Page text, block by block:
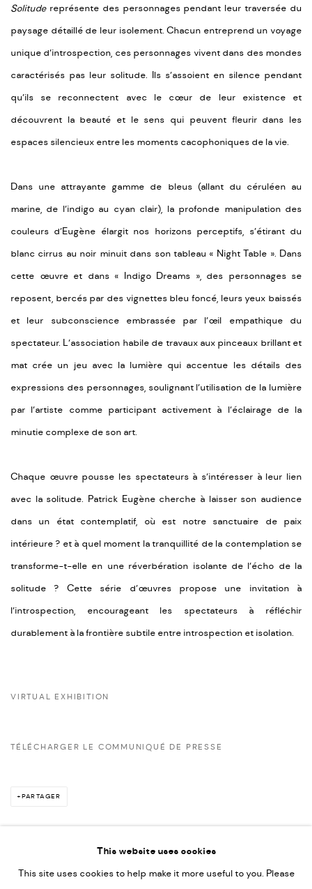
Solitudereprésente des personnages pendant leur traversée du
paysage détaillé de leur isolement. Chacun entreprend un voyage
unique d’introspection, ces personnages vivent dans des mondes
caractérisés pas leur solitude. Ils s’assoient en silence pendant
qu’ils se reconnectent avec le cœur de leur existence et
découvrent la beauté et le sens qui peuvent fleurir dans les
espaces silencieux entre les moments cacophoniques de la vie.
Dans une attrayante gamme de bleus (allant du céruléen au
marine, de l’indigo au cyan clair), la profonde manipulation des
couleurs d’Eugène élargit nos horizons perceptifs, s’étirant du
blanc cirrus au noir minuit dans son tableau « Night Table ». Dans
cette œuvre et dans « Indigo Dreams », des personnages se
reposent, bercés par des vignettes bleu foncé, leurs yeux baissés
et leur subconscience embrassée par l’œil empathique du
spectateur. L’association habile de travaux aux pinceaux brillant et
mat crée un jeu avec la lumière qui accentue les détails des
expressions des personnages, soulignant l’utilisation de la lumière
par l’artiste comme participant activement à l’éclairage de la
minutie complexe de son art.
Chaque œuvre pousse les spectateurs à s’intéresser à leur lien
avec la solitude. Patrick Eugène cherche à laisser son audience
dans un état contemplatif, où est notre sanctuaire de paix
intérieure ? et à quel moment la tranquillité de la contemplation se
transforme-t-elle en une réverbération isolante de l’écho de la
solitude ? Cette série d’œuvres propose une invitation à
l’introspection, encourageant les spectateurs à réfléchir
durablement à la frontière subtile entre introspection et isolation.
VIRTUAL EXHIBITION
TÉLÉCHARGER LE COMMUNIQUÉ DE PRESSE
PARTAGER
ACCESSIBILITY POLICY
This website uses cookies
This site uses cookies to help make it more useful to you. Please